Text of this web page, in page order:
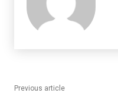
Previous article